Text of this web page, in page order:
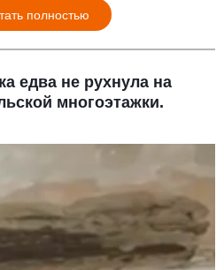
полностью
едва не рухнула на
многоэтажки.